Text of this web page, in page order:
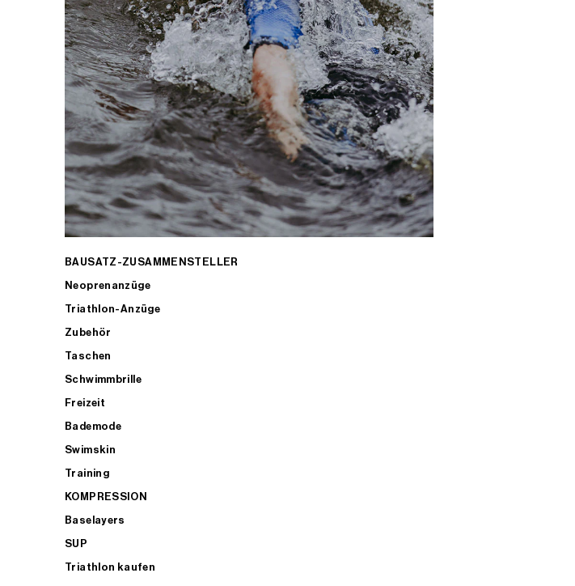
BAUSATZ-ZUSAMMENSTELLER
Neoprenanzüge
Triathlon-Anzüge
Zubehör
Taschen
Schwimmbrille
Freizeit
Bademode
Swimskin
Training
KOMPRESSION
Baselayers
SUP
Triathlon kaufen